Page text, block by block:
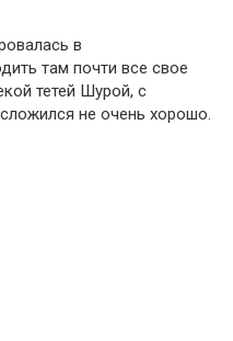
в
там почти все свое
тетей Шурой, с
не очень хорошо.